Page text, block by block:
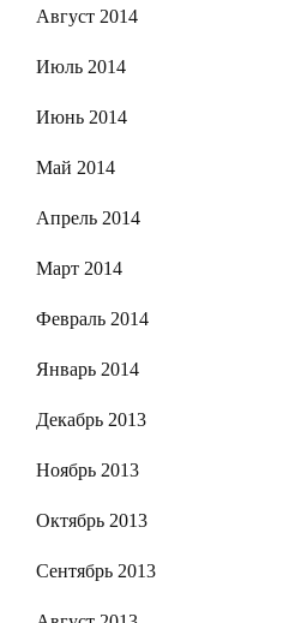
Август 2014
Июль 2014
Июнь 2014
Май 2014
Апрель 2014
Март 2014
Февраль 2014
Январь 2014
Декабрь 2013
Ноябрь 2013
Октябрь 2013
Сентябрь 2013